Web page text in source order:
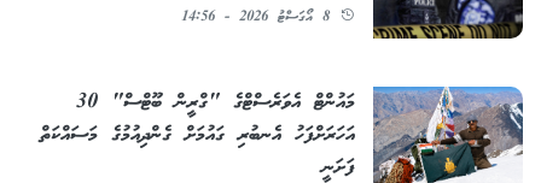
8 އޯގަސްޓު 2026 - 14:56
މައުންޓް އެވަރެސްޓްގެ "ގްރީން ބޫޓްސް" 30
އަހަރަށްފަހު އެނބުރި ގައުމަށް ގެންދިއުމުގެ މަސައްކަތް
ފަށަނީ